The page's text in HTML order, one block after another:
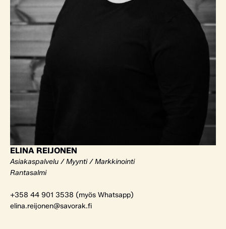
ELINA REIJONEN
Asiakaspalvelu / Myynti / Markkinointi
Rantasalmi
+358 44 901 3538 (myös Whatsapp)
elina.reijonen@savorak.fi